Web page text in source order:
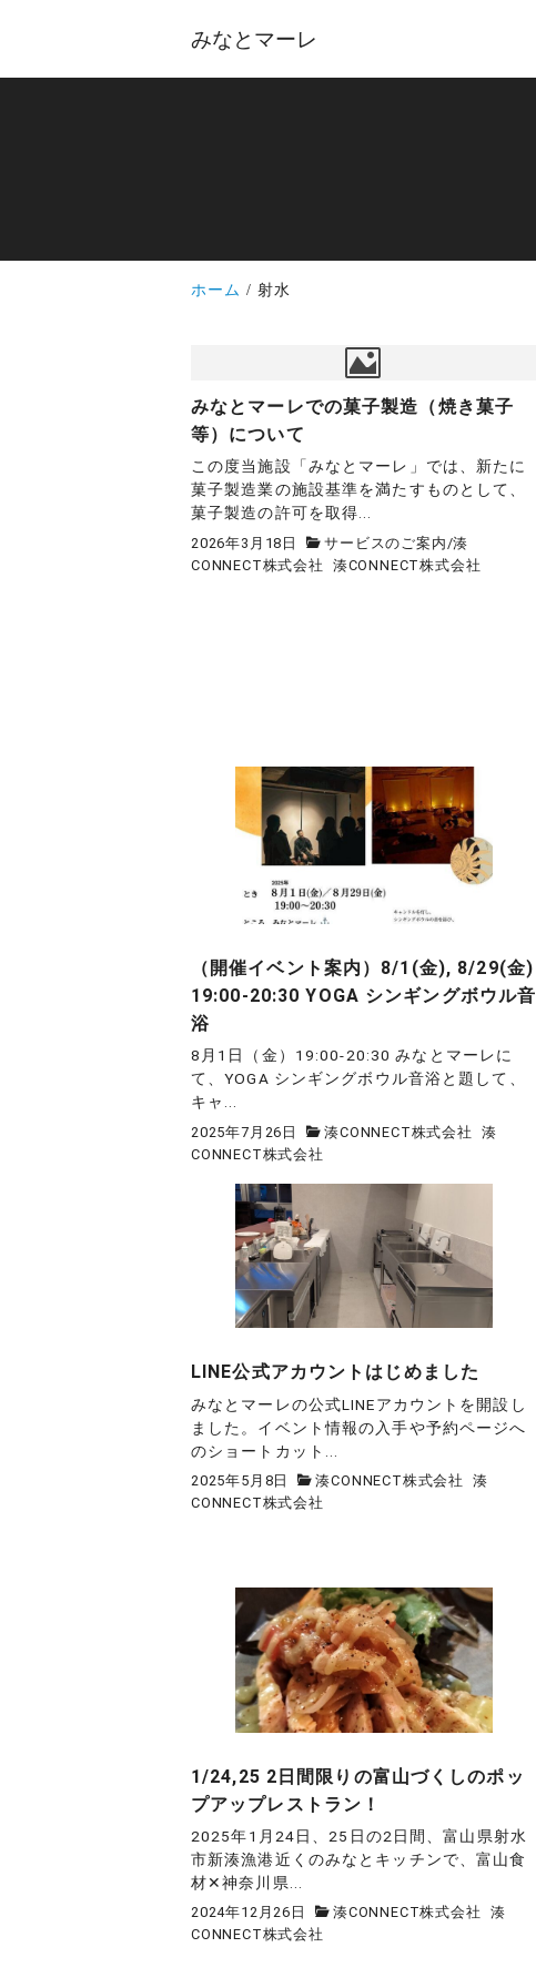
みなとマーレ
ホーム 射水
みなとマーレでの菓子製造（焼き菓子
等）について
この度当施設「みなとマーレ」では、新たに
菓子製造業の施設基準を満たすものとして、
菓子製造の許可を取得...
2026年3月18日 サービスのご案内 /湊
CONNECT株式会社
湊CONNECT株式会社
（開催イベント案内）8/1(金), 8/29(金)
19:00-20:30 YOGA シンギングボウル音
浴
8月1日（金）19:00-20:30 みなとマーレに
て、YOGA シンギングボウル音浴と題して、
キャ...
2025年7月26日 湊CONNECT株式会社
湊
CONNECT株式会社
LINE公式アカウントはじめました
みなとマーレの公式LINEアカウントを開設し
ました。イベント情報の入手や予約ページへ
のショートカット...
2025年5月8日 湊CONNECT株式会社
湊
CONNECT株式会社
1/24,25 2日間限りの富山づくしのポッ
プアップレストラン！
2025年1月24日、25日の2日間、富山県射水
市新湊漁港近くのみなとキッチンで、富山食
材✕神奈川県...
2024年12月26日 湊CONNECT株式会社
湊
CONNECT株式会社